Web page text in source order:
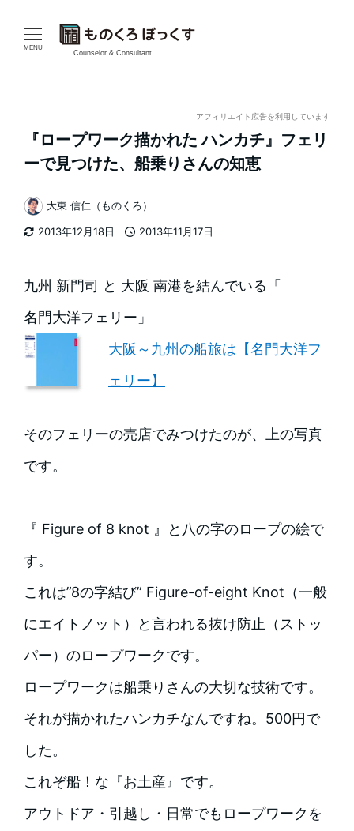
MENU
Counselor & Consultant
アフィリエイト広告を利用しています
『ロープワーク描かれた ハンカチ』フェリ
ーで見つけた、船乗りさんの知恵
2013年12月18日
2013年11月17日
著
者
大東 信仁（ものくろ）
九州 新門司 と 大阪 南港を結んでいる「
名門大洋フェリー」
大阪～九州の船旅は【名門大洋フ
ェリー】
そのフェリーの売店でみつけたのが、上の写真
です。
『 Figure of 8 knot 』と八の字のロープの絵で
す。
これは”8の字結び” Figure-of-eight Knot（一般
にエイトノット）と言われる抜け防止（ストッ
パー）のロープワークです。
ロープワークは船乗りさんの大切な技術です。
それが描かれたハンカチなんですね。500円で
した。
これぞ船！な『お土産』です。
アウトドア・引越し・日常でもロープワークを